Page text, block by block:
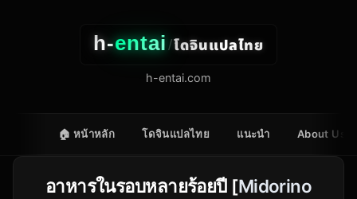
h-entai/โดจินแปลไทย
h-entai.com
🏠 หน้าหลัก โดจินแปลไทย แนะนำ About Us
อาหารในรอบหลายร้อยปี [Midorino